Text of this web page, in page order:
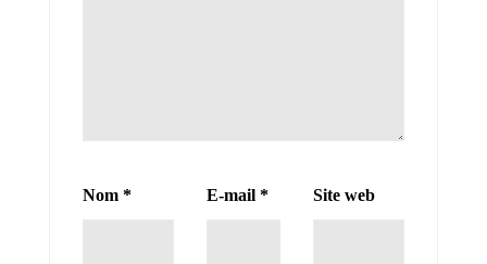
Nom * E-mail * Site web